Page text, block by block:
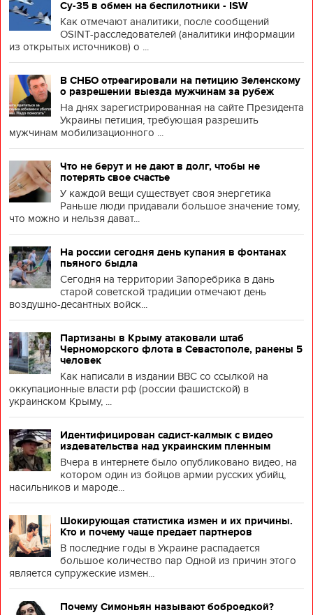
Су-35 в обмен на беспилотники - ISW
Как отмечают аналитики, после сообщений
OSINT-расследователей (аналитики информации
из открытых источников) о ...
В СНБО отреагировали на петицию Зеленскому
о разрешении выезда мужчинам за рубеж
На днях зарегистрированная на сайте Президента
Украины петиция, требующая разрешить
мужчинам мобилизационного ...
Что не берут и не дают в долг, чтобы не
потерять свое счастье
У каждой вещи существует своя энергетика
Раньше люди придавали большое значение тому,
что можно и нельзя дават...
На россии сегодня день купания в фонтанах
пьяного быдла
Сегодня на территории Запоребрика в дань
старой советской традиции отмечают день
воздушно-десантных войск...
Партизаны в Крыму атаковали штаб
Черноморского флота в Севастополе, ранены 5
человек
Как написали в издании BBC со ссылкой на
оккупационные власти рф (россии фашистской) в
украинском Крыму, ...
Идентифицирован садист-калмык с видео
издевательства над украинским пленным
Вчера в интернете было опубликовано видео, на
котором один из бойцов армии русских убийц,
насильников и мароде...
Шокирующая статистика измен и их причины.
Кто и почему чаще предает партнеров
В последние годы в Украине распадается
большое количество пар Одной из причин этого
является супружеские измен...
Почему Симоньян называют боброедкой?